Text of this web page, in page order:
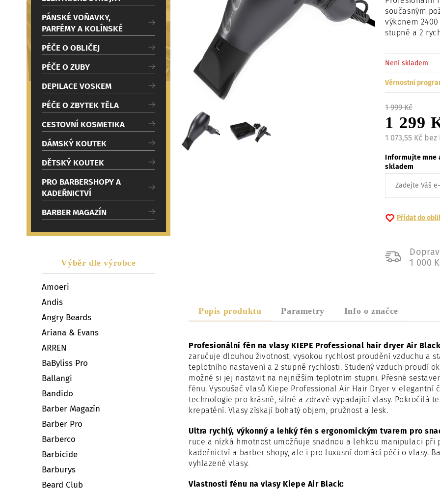
PÁNSKÉ VOŇAVKY,
PARFÉMY A KOLÍNSKÉ
PÉČE O OBLIČEJ
PÉČE O ZUBY
DEPILACE VOSKEM
PÉČE O ZBYTEK TĚLA
CESTOVNÍ KOSMETIKA
DÁMSKÝ KOUTEK
DĚTSKÝ KOUTEK
PRO BARBERSHOPY A
KADEŘNICTVÍ
BARBER MAGAZÍN
Výběr dle výrobce
Amoeri
Andis
Angry Beards
Ariana & Evans
ARREN
BaByliss Pro
Ballangi
Bandido
Barber Magazín
Barber Pro
Barberco
Barbicide
Barburys
Beard Club
Načítám
současným
výkonem
stupně a 2
Není skladem
Věrnostní
1 999 Kč
1 299
1 073,55 Kč bez
Informujte mne
skladem
Přidat do
1 000
Popis produktu Parametry Info o značce
Profesionální fén na vlasy KIEPE Professional hair dryer Air
zaručuje dlouhou životnost, vysokou rychlost proudění vzduchu a
teplotního nastavení a 2 stupně rychlosti. Studený vzduch proudí
možné si jej nastavit na nejnižším teplotním stupni. Přesné
fénu. Vysoušeč vlasů Kiepe Professional Air Hair Dryer v
technologie pro krásné, silné a zdravě vypadající vlasy. Pokročilá
krepatění. Vlasy získají bohatý objem, pružnost a lesk.
Ultra rychlý, výkonný a lehký fén s ergonomickým tvarem pro
ruce a nízká hmotnost umožňuje snadnou a lehkou manipulaci
kadeřnictví a barber shopy, ale i pro luxusní domácí péči o vlasy.
vyhlazené vlasy.
Vlastnosti fénu na vlasy Kiepe Air Black: